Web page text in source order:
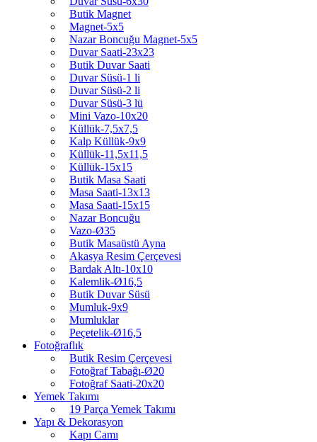
Butik Magnet
Magnet-5x5
Nazar Boncuğu Magnet-5x5
Duvar Saati-23x23
Butik Duvar Saati
Duvar Süsü-1 li
Duvar Süsü-2 li
Duvar Süsü-3 lü
Mini Vazo-10x20
Küllük-7,5x7,5
Kalp Küllük-9x9
Küllük-11,5x11,5
Küllük-15x15
Butik Masa Saati
Masa Saati-13x13
Masa Saati-15x15
Nazar Boncuğu
Vazo-Ø35
Butik Masaüstü Ayna
Akasya Resim Çerçevesi
Bardak Altı-10x10
Kalemlik-Ø16,5
Butik Duvar Süsü
Mumluk-9x9
Mumluklar
Peçetelik-Ø16,5
Fotoğraflık
Butik Resim Çerçevesi
Fotoğraf Tabağı-Ø20
Fotoğraf Saati-20x20
Yemek Takımı
19 Parça Yemek Takımı
Yapı & Dekorasyon
Kapı Camı